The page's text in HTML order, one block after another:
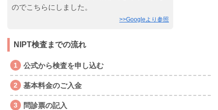
のでこちらにしました。
>>Googleより参照
NIPT検査までの流れ
公式から検査を申し込む
基本料金のご入金
問診票の記入